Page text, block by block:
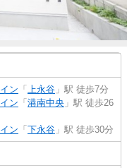
ン 「 上永谷 」駅 徒歩7分
ン 「 港南中央 」駅 徒歩26
ン 「 下永谷 」駅 徒歩30分